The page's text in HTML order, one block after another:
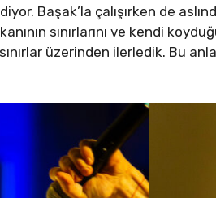
Başak’la çalışırken de
sınırlarını ve kendi
üzerinden ilerledik. Bu